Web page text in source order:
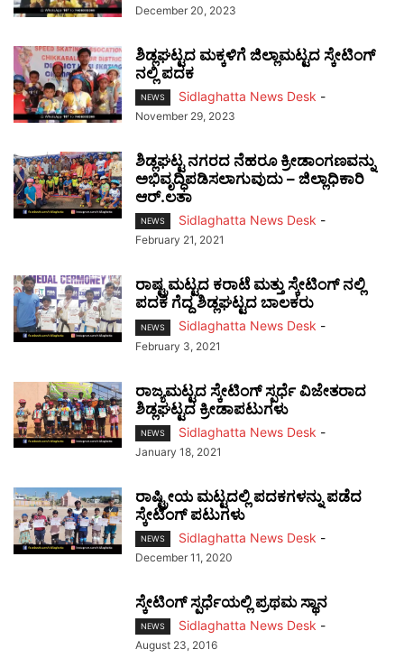
December 20, 2023
ಶಿಡ್ಲಘಟ್ಟದ ಮಕ್ಕಳಿಗೆ ಜಿಲ್ಲಾಮಟ್ಟದ ಸ್ಕೇಟಿಂಗ್
ನಲ್ಲಿ ಪದಕ
NEWS Sidlaghatta News Desk -
November 29, 2023
ಶಿಡ್ಲಘಟ್ಟ ನಗರದ ನೆಹರೂ ಕ್ರೀಡಾಂಗಣವನ್ನು
ಅಭಿವೃದ್ಧಿಪಡಿಸಲಾಗುವುದು – ಜಿಲ್ಲಾಧಿಕಾರಿ
ಆರ್.ಲತಾ
NEWS Sidlaghatta News Desk -
February 21, 2021
ರಾಷ್ಟ್ರಮಟ್ಟದ ಕರಾಟೆ ಮತ್ತು ಸ್ಕೇಟಿಂಗ್ ನಲ್ಲಿ
ಪದಕ ಗೆದ್ದ ಶಿಡ್ಲಘಟ್ಟದ ಬಾಲಕರು
NEWS Sidlaghatta News Desk -
February 3, 2021
ರಾಜ್ಯಮಟ್ಟದ ಸ್ಕೇಟಿಂಗ್ ಸ್ಪರ್ಧೆ ವಿಜೇತರಾದ
ಶಿಡ್ಲಘಟ್ಟದ ಕ್ರೀಡಾಪಟುಗಳು
NEWS Sidlaghatta News Desk -
January 18, 2021
ರಾಷ್ಟ್ರೀಯ ಮಟ್ಟದಲ್ಲಿ ಪದಕಗಳನ್ನು ಪಡೆದ
ಸ್ಕೇಟಿಂಗ್ ಪಟುಗಳು
NEWS Sidlaghatta News Desk -
December 11, 2020
ಸ್ಕೇಟಿಂಗ್ ಸ್ಪರ್ಧೆಯಲ್ಲಿ ಪ್ರಥಮ ಸ್ಥಾನ
NEWS Sidlaghatta News Desk -
August 23, 2016